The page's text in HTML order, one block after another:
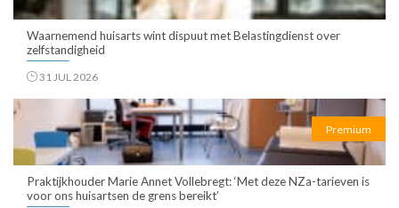
Waarnemend huisarts wint dispuut met Belastingdienst over
zelfstandigheid
31 JUL 2026
Premium
Praktijkhouder Marie Annet Vollebregt: ‘Met deze NZa-tarieven is
voor ons huisartsen de grens bereikt’